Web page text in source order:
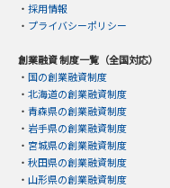
・ 採用情報
・ プライバシーポリシー
創業融資 制度一覧（全国対応）
・ 国の創業融資制度
・ 北海道の創業融資制度
・ 青森県の創業融資制度
・ 岩手県の創業融資制度
・ 宮城県の創業融資制度
・ 秋田県の創業融資制度
・ 山形県の創業融資制度